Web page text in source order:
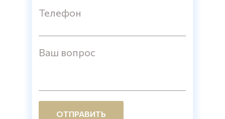
Телефон
Ваш вопрос
ОТПРАВИТЬ